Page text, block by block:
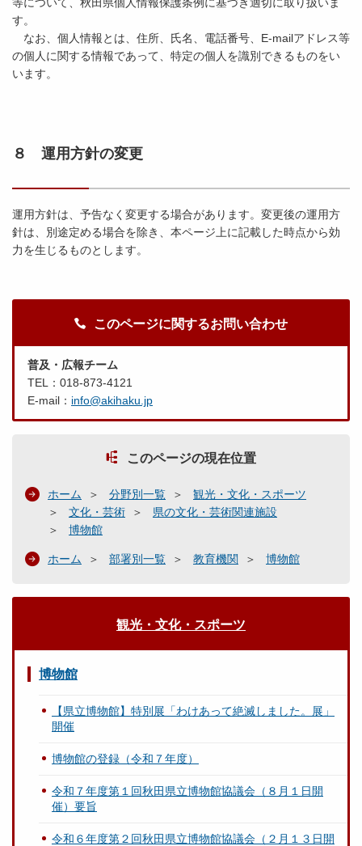
す。
なお、個人情報とは、住所、氏名、電話番号、E-mailアドレス等
の個人に関する情報であって、特定の個人を識別できるものをい
います。
８ 運用方針の変更
運用方針は、予告なく変更する場合があります。変更後の運用方
針は、別途定める場合を除き、本ページ上に記載した時点から効
力を生じるものとします。
このページに関するお問い合わせ
普及・広報チーム
TEL：018-873-4121
E-mail： info@akihaku.jp
このページの現在位置
ホーム 分野別一覧
観光・文化・スポーツ
文化・芸術
県の文化・芸術関連施設
博物館
ホーム 部署別一覧 教育機関 博物館
観光・文化・スポーツ
博物館
【県立博物館】特別展「わけあって絶滅しました。展」
開催
博物館の登録（令和７年度）
令和７年度第１回秋田県立博物館協議会（８月１日開
催）要旨
令和６年度第２回秋田県立博物館協議会（２月１３日開